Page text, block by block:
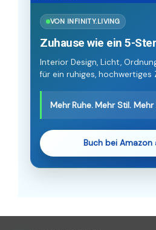
VON INFINITY.LIVING
Zuhause wie ein 5-
Interior Design, Licht,
für ein ruhiges, hochwertiges
Mehr Ruhe. Mehr Stil. Mehr
Buch bei Amazon